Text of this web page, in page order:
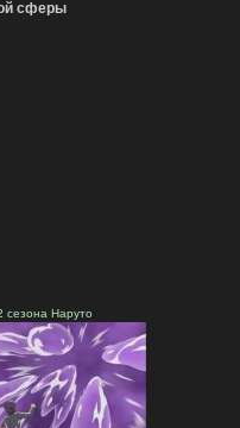
сферы
сезона Наруто